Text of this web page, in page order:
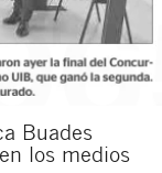
Buades
los medios